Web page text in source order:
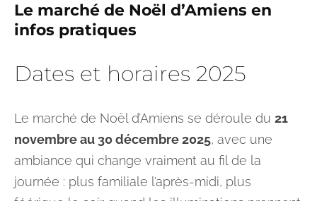
Le marché de Noël d’Amiens en
infos pratiques
Dates et horaires 2025
Le marché de Noël d’Amiens se déroule du 21
novembre au 30 décembre 2025, avec une
ambiance qui change vraiment au fil de la
journée : plus familiale l’après-midi, plus